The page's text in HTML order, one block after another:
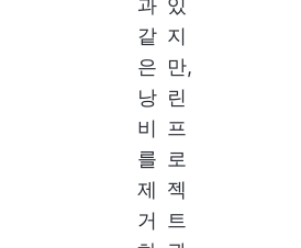
같
은
낭
비
를
제
거
지
만,
린
프
로
젝
트